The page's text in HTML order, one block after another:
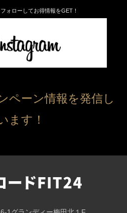
ォローしてお得情報をGET！
ペーン情報を発信し
ます！